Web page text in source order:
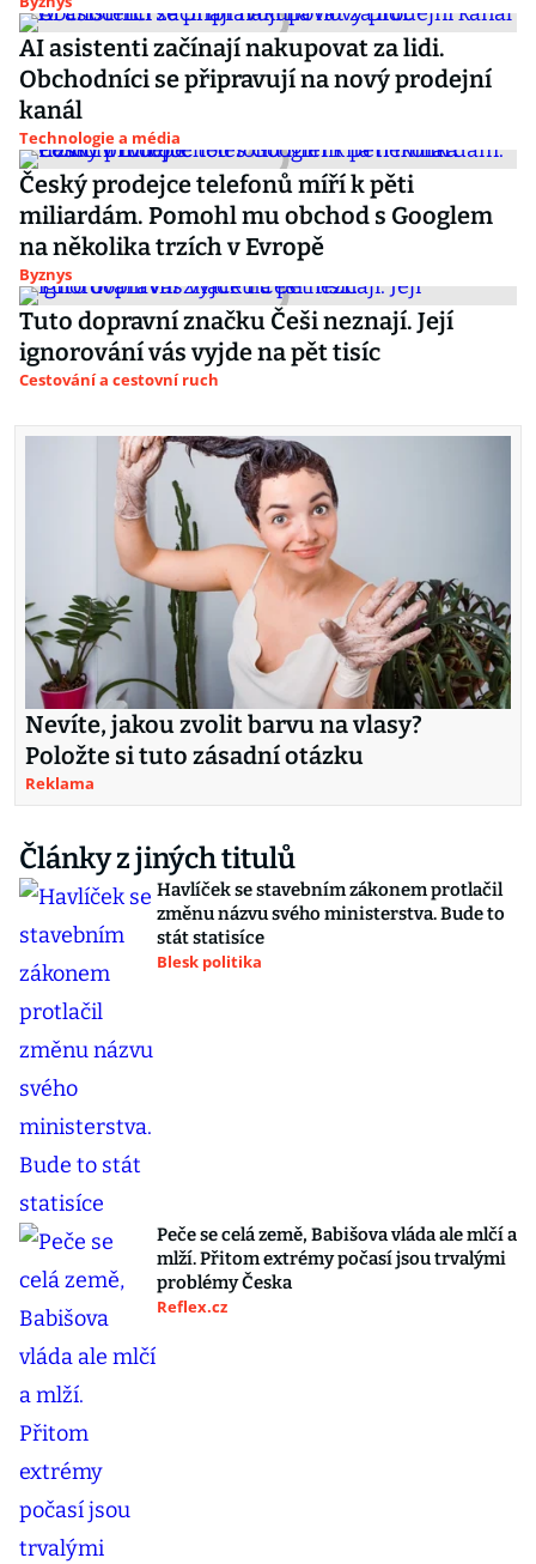
AI asistenti začínají nakupovat za lidi.
Obchodníci se připravují na nový prodejní
kanál
Technologie a média
Český prodejce telefonů míří k pěti
miliardám. Pomohl mu obchod s Googlem
na několika trzích v Evropě
Byznys
Tuto dopravní značku Češi neznají. Její
ignorování vás vyjde na pět tisíc
Cestování a cestovní ruch
Nevíte, jakou zvolit barvu na vlasy?
Položte si tuto zásadní otázku
Reklama
Články z jiných titulů
Havlíček se stavebním zákonem protlačil
změnu názvu svého ministerstva. Bude to
stát statisíce
Blesk politika
Peče se celá země, Babišova vláda ale mlčí a
mlží. Přitom extrémy počasí jsou trvalými
problémy Česka
Reflex.cz